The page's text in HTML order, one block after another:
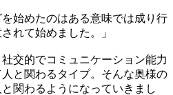
を始めたのはある意味では成り行
れて始めました。」
交的でコミュニケーション能力
と関わるタイプ。そんな奥様の
関わるようになっていきまし